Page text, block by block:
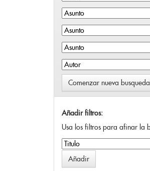
Comenzar nueva busqueda
Añadir filtros:
Usa los filtros para afinar la